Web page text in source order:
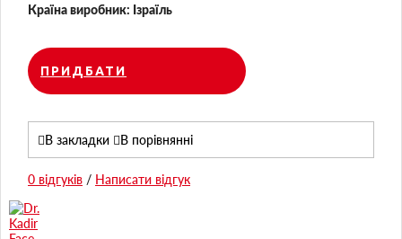
Країна виробник: Ізраїль
ПРИДБАТИ
В закладки В порівнянні
0 відгуків / Написати відгук